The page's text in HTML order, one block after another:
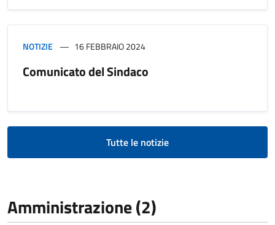
NOTIZIE 16 FEBBRAIO 2024
Comunicato del Sindaco
Tutte le notizie
Amministrazione (2)